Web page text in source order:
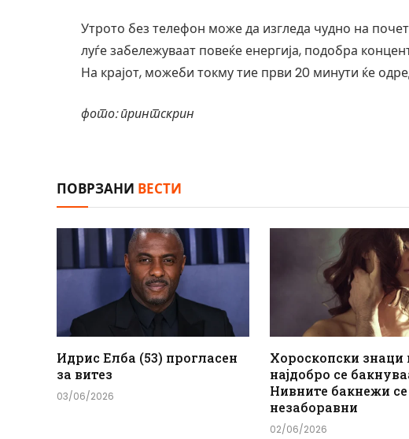
Утрото без телефон може да изгледа чудно на
луѓе забележуваат повеќе енергија, подобра
На крајот, можеби токму тие први 20 минути ќе
фото: принтскрин
ПОВРЗАНИ ВЕСТИ
Идрис Елба (53) прогласен
за витез
03/06/2026
Хороскопски знаци
најдобро се
Нивните бакнежи се
незаборавни
02/06/2026